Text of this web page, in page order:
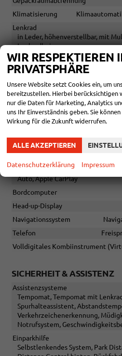
Klimatisierung
Lenkrad
in Leder, höhenverstellbar, mit
Lenkradheizung
Sitze
Isofix (Kindersitzbefestigung),
vorne, Massagesitze
Sitze: Verstellbarkeit
Elektrisch verstellbarer
Fahrersitz
INFOTAINMENT &
Audioanlage
Soundsystem, Schnittstelle USB,
Auto, Apple CarPlay
Bordcomputer
Head-up-Display
Navigationssystem
Telefon
Volldigitales Kombiinstrument
SICHERHEIT & ASSISTENZ
Assistenzsysteme
Tempomat, Tempomat mit
Spurhalteassistent,
Verkehrzeichenerkennung,
Notrufsystem,
Einparkhilfe
Selbstlenkendes System, Park
WIR RESPEKTIEREN
PRIVATSPHÄRE
Unsere Website setzt Cookies ein, um
bereitzustellen. Hierbei berücksichtigen
nur die Daten für Marketing, Analytics
uns Ihr Einverständnis geben. Sie
Wirkung für die Zukunft widerrufen.
ALLE AKZEPTIEREN
Datenschutzerklärung Impressum